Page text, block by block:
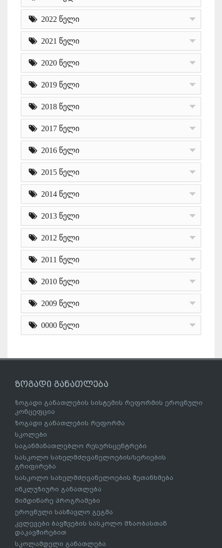
2022 წელი
2021 წელი
2020 წელი
2019 წელი
2018 წელი
2017 წელი
2016 წელი
2015 წელი
2014 წელი
2013 წელი
2012 წელი
2011 წელი
2010 წელი
2009 წელი
0000 წელი
ზოგადი განათლება
ზოგადი განათლების სისტემის რეფორმის ეროვნული
კონცეფცია
ზოგადი განათლების რეფორმა
სკოლები
საგანმანათლებლო რესურსცენტრები
სასკოლო სახელმძღვანელოების/სერიების
გრიფირება
სასკოლო სახელმძღვანელოების შეთანხმება
ინკლუზიური განათლება
მიმდინარე პროგრამები
ეროვნული სასწავლო გეგმა
კვლევები ბავშვების სასკოლო მზაობასთან
დაკავშირებით
სკოლამდელი განათლება